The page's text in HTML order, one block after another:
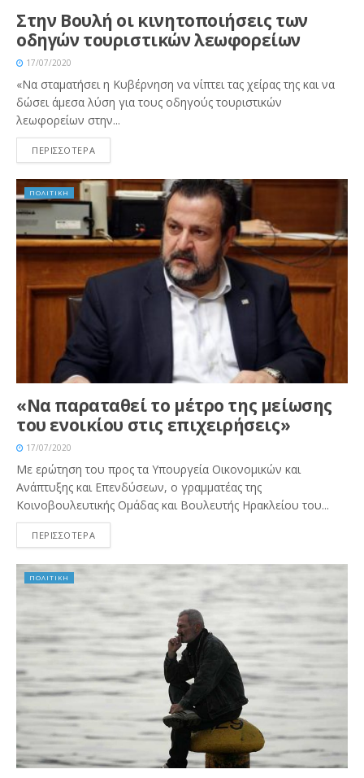
Στην Βουλή οι κινητοποιήσεις των
οδηγών τουριστικών λεωφορείων
17/07/2020
«Να σταματήσει η Κυβέρνηση να νίπτει τας χείρας της και να
δώσει άμεσα λύση για τους οδηγούς τουριστικών
λεωφορείων στην...
ΠΕΡΙΣΣΟΤΕΡΑ
ΠΟΛΙΤΙΚΗ
«Να παραταθεί το μέτρο της μείωσης
του ενοικίου στις επιχειρήσεις»
17/07/2020
Με ερώτηση του προς τα Υπουργεία Οικονομικών και
Ανάπτυξης και Επενδύσεων, ο γραμματέας της
Κοινοβουλευτικής Ομάδας και Βουλευτής Ηρακλείου του...
ΠΕΡΙΣΣΟΤΕΡΑ
ΠΟΛΙΤΙΚΗ